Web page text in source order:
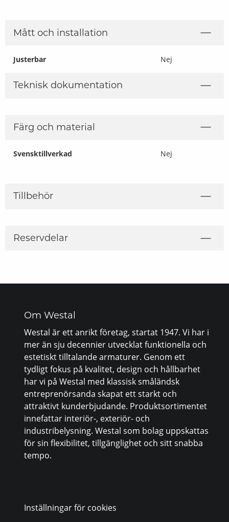
Mått och installation
Justerbar Nej
Teknisk dokumentation
Färg och material
Svensktillverkad Nej
Tillbehör
Reservdelar
Om Westal
Westal är ett anrikt företag, startat 1947. Vi har i
mer än sju decennier utvecklat funktionella och
estetiskt tilltalande armaturer. Genom ett
tydligt fokus på kvalitet, design och hållbarhet
har vi på Westal med klassisk småländsk
entreprenörsanda skapat ett starkt och
attraktivt kunderbjudande. Produktsortimentet
innefattar interiör-, exteriör- och
industribelysning. Westal som bolag uppskattas
för sin flexibilitet, tillgänglighet och sitt snabba
tempo.
Inställningar för cookies